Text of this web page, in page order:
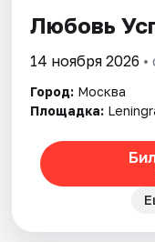
Площадки
Артисты
Рейтинги
Любовь
14 ноября 2026 •
Город: Москва
Площадка: